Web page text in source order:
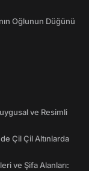
Oğlunun Düğünü
ve Resimli
Çil Çil Altınlarda
ve Şifa Alanları: